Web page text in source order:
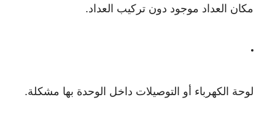
مكان العداد موجود دون تركيب العداد.
لوحة الكهرباء أو التوصيلات داخل الوحدة بها مشكلة.